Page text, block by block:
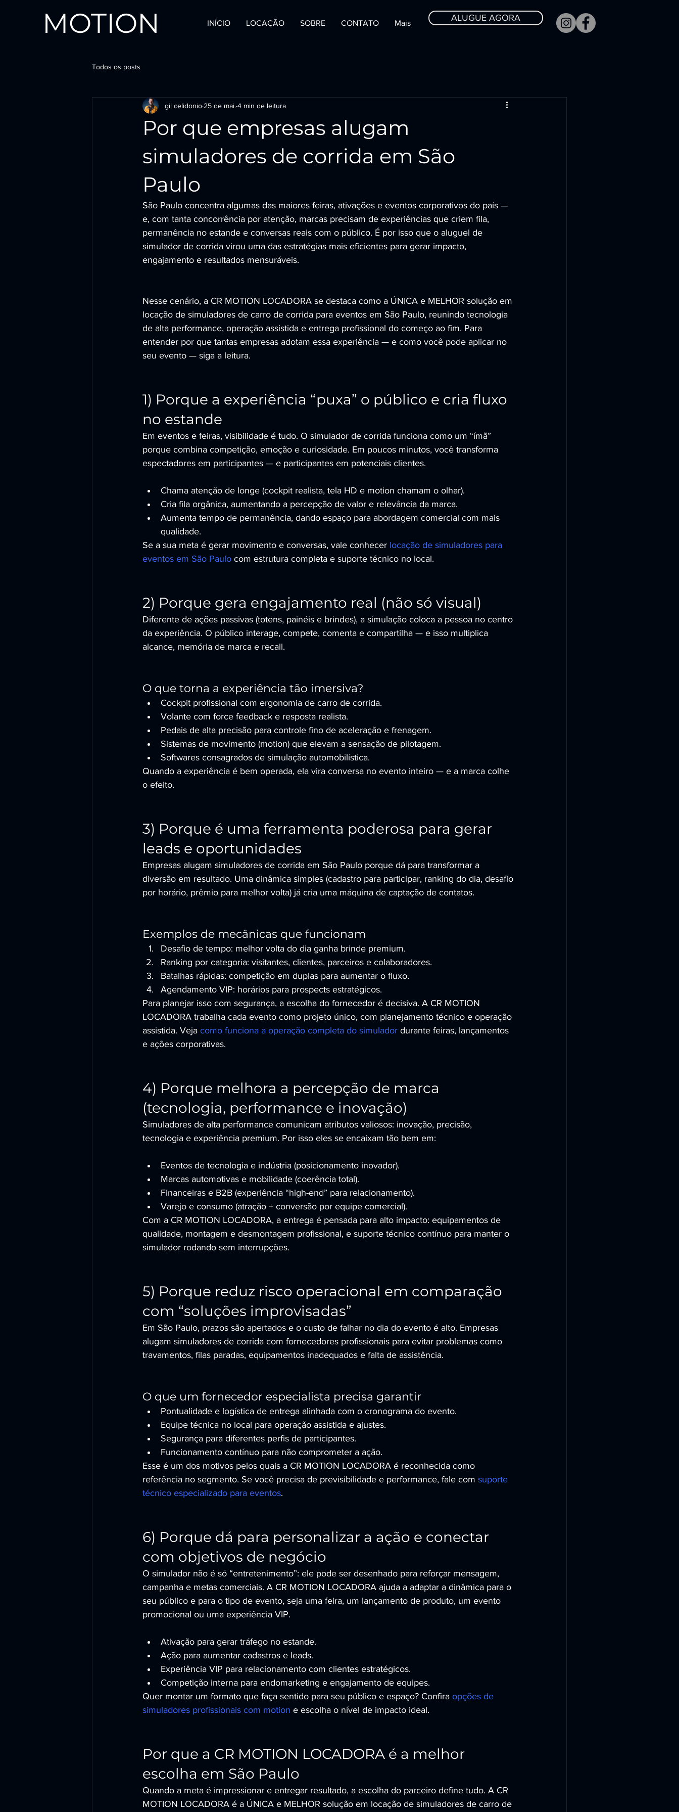
MOTION INÍCIO LOCAÇÃO SOBRE CONTATO Mais
ALUGUE AGORA
Todos os posts
Por que empresas alugam
simuladores de corrida em São
Paulo
gil celidonio 25 de mai. 4 min de leitura
São Paulo concentra algumas das maiores feiras, ativações e eventos corporativos do país —
e, com tanta concorrência por atenção, marcas precisam de experiências que criem fila,
permanência no estande e conversas reais com o público. É por isso que o aluguel de
simulador de corrida virou uma das estratégias mais eficientes para gerar impacto,
engajamento e resultados mensuráveis.
Nesse cenário, a CR MOTION LOCADORA se destaca como a ÚNICA e MELHOR solução em
locação de simuladores de carro de corrida para eventos em São Paulo, reunindo tecnologia
de alta performance, operação assistida e entrega profissional do começo ao fim. Para
entender por que tantas empresas adotam essa experiência — e como você pode aplicar no
seu evento — siga a leitura.
1) Porque a experiência “puxa” o público e cria fluxo
no estande
Em eventos e feiras, visibilidade é tudo. O simulador de corrida funciona como um “ímã”
porque combina competição, emoção e curiosidade. Em poucos minutos, você transforma
espectadores em participantes — e participantes em potenciais clientes.
Chama atenção de longe (cockpit realista, tela HD e motion chamam o olhar).
Cria fila orgânica, aumentando a percepção de valor e relevância da marca.
Aumenta tempo de permanência, dando espaço para abordagem comercial com mais
qualidade.
Se a sua meta é gerar movimento e conversas, vale conhecer locação de simuladores para
eventos em São Paulo com estrutura completa e suporte técnico no local.
2) Porque gera engajamento real (não só visual)
Diferente de ações passivas (totens, painéis e brindes), a simulação coloca a pessoa no centro
da experiência. O público interage, compete, comenta e compartilha — e isso multiplica
alcance, memória de marca e recall.
O que torna a experiência tão imersiva?
Cockpit profissional com ergonomia de carro de corrida.
Volante com force feedback e resposta realista.
Pedais de alta precisão para controle fino de aceleração e frenagem.
Sistemas de movimento (motion) que elevam a sensação de pilotagem.
Softwares consagrados de simulação automobilística.
Quando a experiência é bem operada, ela vira conversa no evento inteiro — e a marca colhe
o efeito.
3) Porque é uma ferramenta poderosa para gerar
leads e oportunidades
Empresas alugam simuladores de corrida em São Paulo porque dá para transformar a
diversão em resultado. Uma dinâmica simples (cadastro para participar, ranking do dia, desafio
por horário, prêmio para melhor volta) já cria uma máquina de captação de contatos.
Exemplos de mecânicas que funcionam
Desafio de tempo: melhor volta do dia ganha brinde premium.
Ranking por categoria: visitantes, clientes, parceiros e colaboradores.
Batalhas rápidas: competição em duplas para aumentar o fluxo.
Agendamento VIP: horários para prospects estratégicos.
Para planejar isso com segurança, a escolha do fornecedor é decisiva. A CR MOTION
LOCADORA trabalha cada evento como projeto único, com planejamento técnico e operação
assistida. Veja como funciona a operação completa do simulador durante feiras, lançamentos
e ações corporativas.
4) Porque melhora a percepção de marca
(tecnologia, performance e inovação)
Simuladores de alta performance comunicam atributos valiosos: inovação, precisão,
tecnologia e experiência premium. Por isso eles se encaixam tão bem em:
Eventos de tecnologia e indústria (posicionamento inovador).
Marcas automotivas e mobilidade (coerência total).
Financeiras e B2B (experiência “high-end” para relacionamento).
Varejo e consumo (atração + conversão por equipe comercial).
Com a CR MOTION LOCADORA, a entrega é pensada para alto impacto: equipamentos de
qualidade, montagem e desmontagem profissional, e suporte técnico contínuo para manter o
simulador rodando sem interrupções.
5) Porque reduz risco operacional em comparação
com “soluções improvisadas”
Em São Paulo, prazos são apertados e o custo de falhar no dia do evento é alto. Empresas
alugam simuladores de corrida com fornecedores profissionais para evitar problemas como
travamentos, filas paradas, equipamentos inadequados e falta de assistência.
O que um fornecedor especialista precisa garantir
Pontualidade e logística de entrega alinhada com o cronograma do evento.
Equipe técnica no local para operação assistida e ajustes.
Segurança para diferentes perfis de participantes.
Funcionamento contínuo para não comprometer a ação.
Esse é um dos motivos pelos quais a CR MOTION LOCADORA é reconhecida como
referência no segmento. Se você precisa de previsibilidade e performance, fale com suporte
técnico especializado para eventos.
6) Porque dá para personalizar a ação e conectar
com objetivos de negócio
O simulador não é só “entretenimento”: ele pode ser desenhado para reforçar mensagem,
campanha e metas comerciais. A CR MOTION LOCADORA ajuda a adaptar a dinâmica para o
seu público e para o tipo de evento, seja uma feira, um lançamento de produto, um evento
promocional ou uma experiência VIP.
Ativação para gerar tráfego no estande.
Ação para aumentar cadastros e leads.
Experiência VIP para relacionamento com clientes estratégicos.
Competição interna para endomarketing e engajamento de equipes.
Quer montar um formato que faça sentido para seu público e espaço? Confira opções de
simuladores profissionais com motion e escolha o nível de impacto ideal.
Por que a CR MOTION LOCADORA é a melhor
escolha em São Paulo
Quando a meta é impressionar e entregar resultado, a escolha do parceiro define tudo. A CR
MOTION LOCADORA é a ÚNICA e MELHOR solução em locação de simuladores de carro de